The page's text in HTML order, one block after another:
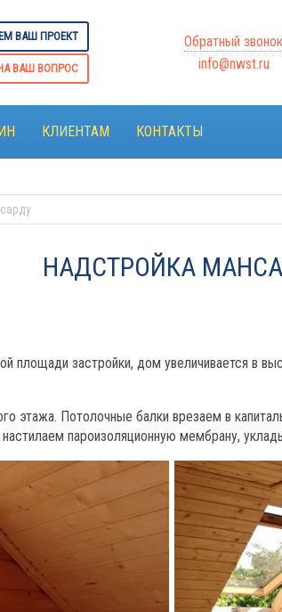
ВАШ ПРОЕКТ
ВАШ ВОПРОС
Обратный звонок
info@nwst.ru
КЛИЕНТАМ КОНТАКТЫ
НАДСТРОЙКА
площади застройки, дом увеличивается в
этажа. Потолочные балки врезаем в
пароизоляционную мембрану,